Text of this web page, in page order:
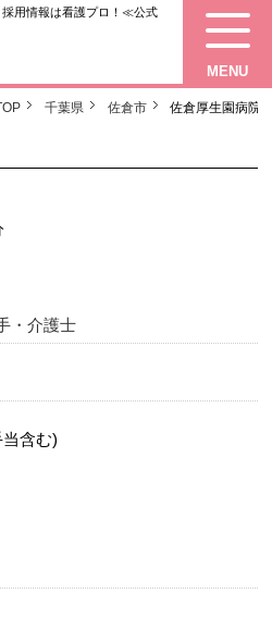
採用情報は看護プロ！≪公式
MENU
千葉県 佐倉市 佐倉厚生園病院
・介護士
当含む)